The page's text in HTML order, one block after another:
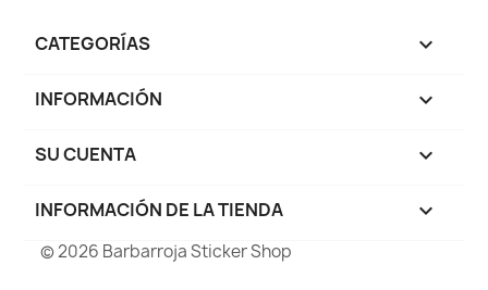
CATEGORÍAS 
INFORMACIÓN 
SU CUENTA 
INFORMACIÓN DE LA TIENDA keyboard_arrow_down
© 2026 Barbarroja Sticker Shop